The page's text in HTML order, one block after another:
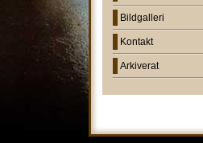
Bildgalleri
Kontakt
Arkiverat